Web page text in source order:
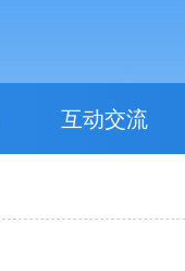
互动交流